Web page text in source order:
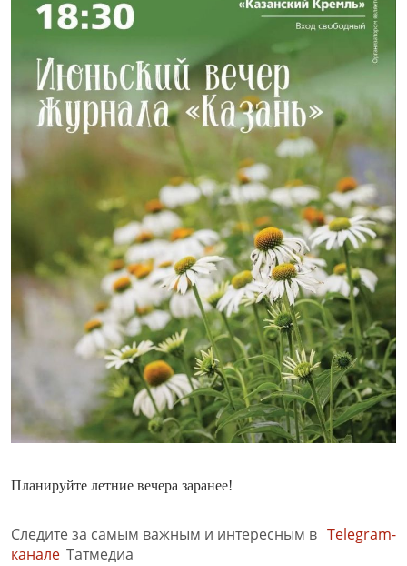
Планируйте летние вечера заранее!
Следите за самым важным и интересным в Telegram-
канале Татмедиа